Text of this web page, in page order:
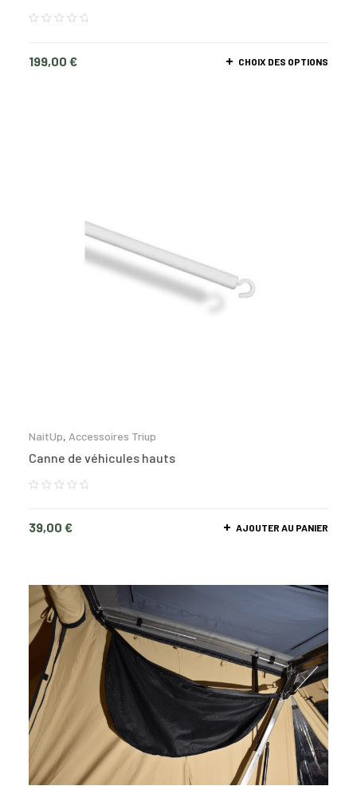
199,00 € CHOIX DES OPTIONS
NaitUp, Accessoires Triup
Canne de véhicules hauts
39,00 € AJOUTER AU PANIER